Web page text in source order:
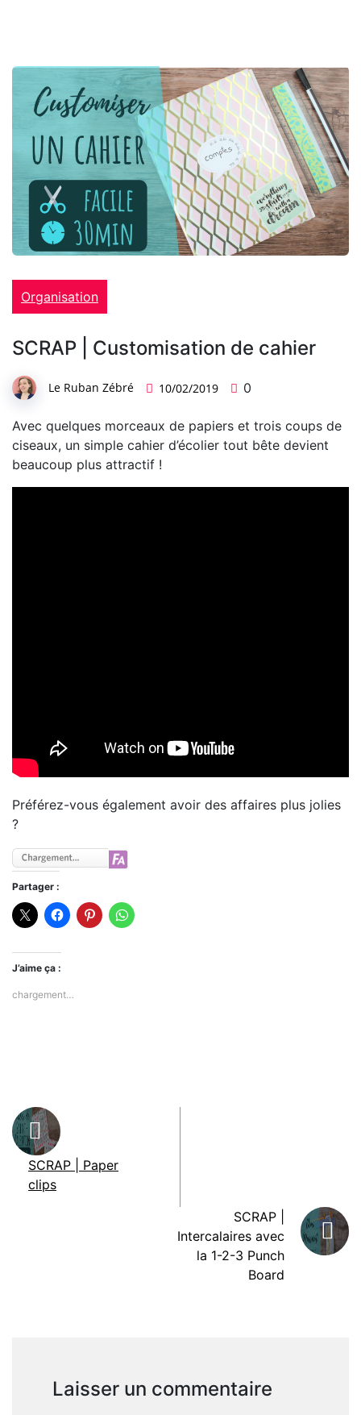
Organisation
SCRAP | Customisation de cahier
Le Ruban Zébré 10/02/2019 0
Avec quelques morceaux de papiers et trois coups de
ciseaux, un simple cahier d’écolier tout bête devient
beaucoup plus attractif !
Préférez-vous également avoir des affaires plus jolies
?
Partager :
J’aime ça :
chargement…
SCRAP | Paper
clips
SCRAP |
Intercalaires avec
la 1-2-3 Punch
Board
Laisser un commentaire